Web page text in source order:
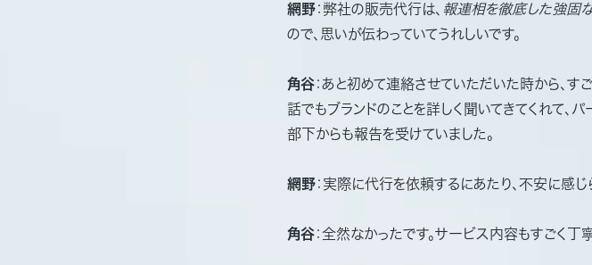
網野：弊社の販売代行は、 報連相を徹底した強固
ので、思いが伝わっていてうれしいです。
角谷：あと初めて連絡させていただいた時から、す
話でもブランドのことを詳しく聞いてきてくれて、
部下からも報告を受けていました。
網野：実際に代行を依頼するにあたり、不安に感
角谷：全然なかったです。サービス内容もすごく丁